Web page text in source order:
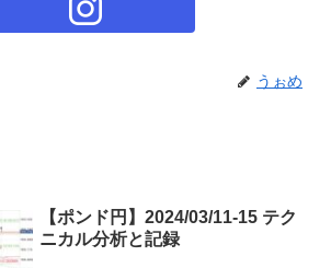
うぉめ
【ポンド円】2024/03/11-15 テク
ニカル分析と記録